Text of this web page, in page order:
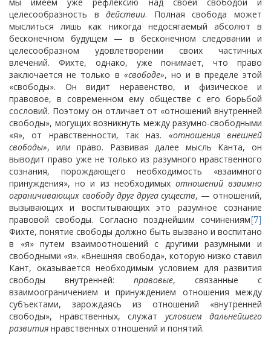
целесообразность вдействии. Полная свобода может
мыслиться лишь как никогда недосягаемый абсолют в
бесконечном будущем — в бесконечном следовании и
целесообразном удовлетворении своих частичных
влечений. Фихте, однако, уже понимает, что право
заключается не только в «свободе», но и в пределе этой
«свободы». Он видит неравенство, и физическое и
правовое, в современном ему обществе с его борьбой
сословий. Поэтому он отличает от «отношений внутренней
свободы», могущих возникнуть между разумно-свободными
«я», от нравственности, так наз. «отношения внешней
свободы», или право. Развивая далее мысль Канта, он
выводит право уже не только из разумного нравственного
сознания, порождающего необходимость «взаимного
принуждения», но и из необходимых отношений взаимно
ограничивающих свободу друг друга существ, — отношений,
вызывающих и воспитывающих это разумное сознание
правовой свободы. Согласно позднейшим сочинениям[7]
Фихте, понятие свободы должно быть вызвано и воспитано
в «я» путем взаимоотношений с другими разумными и
свободными «я». «Внешняя свобода», которую низко ставил
Кант, оказывается необходимым условием для развития
свободы внутренней: правовые, связанные с
взаимоограничением и принуждением отношения между
субъектами, зарождаясь из отношений «внутренней
свободы», нравственных, служат условием дальнейшего
развития нравственных отношений и понятий.